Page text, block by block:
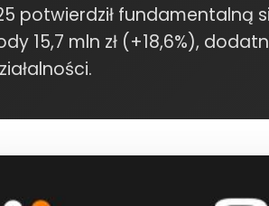
potwierdził fundamentalną
15,7 mln zł (+18,6%),